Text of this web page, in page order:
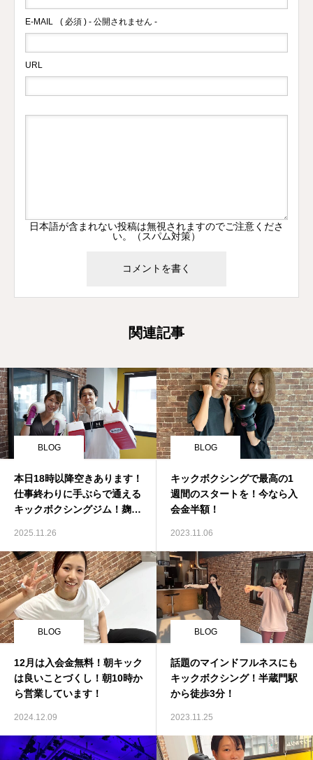
E-MAIL ( 必須 ) - 公開されません -
URL
日本語が含まれない投稿は無視されますのでご注意くださ
い。（スパム対策）
関連記事
BLOG
本日18時以降空きあります！
仕事終わりに手ぶらで通える
キックボクシングジム！麹町
2025.11.26
BLOG
キックボクシングで最高の1
週間のスタートを！今なら入
会金半額！
2023.11.06
BLOG
12月は入会金無料！朝キック
は良いことづくし！朝10時か
ら営業しています！
2024.12.09
BLOG
話題のマインドフルネスにも
キックボクシング！半蔵門駅
から徒歩3分！
2023.11.25